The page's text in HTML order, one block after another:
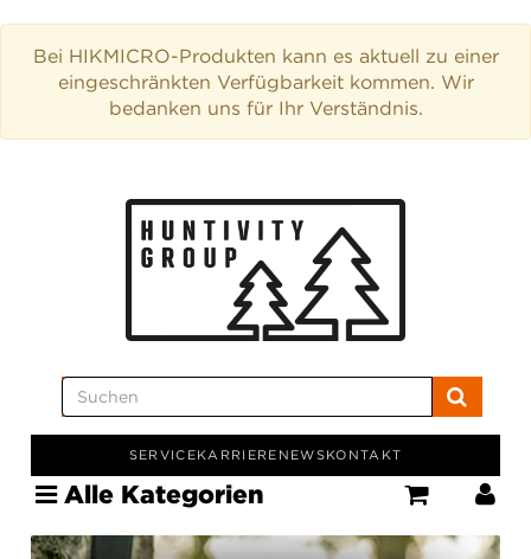
Bei HIKMICRO-Produkten kann es aktuell zu einer
eingeschränkten Verfügbarkeit kommen. Wir
bedanken uns für Ihr Verständnis.
SERVICEKARRIERE NEWSKONTAKT
Alle Kategorien